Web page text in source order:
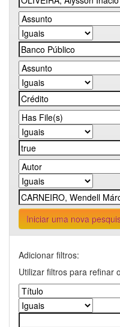
Iniciar uma nova
Adicionar filtros:
Utilizar filtros para refinar